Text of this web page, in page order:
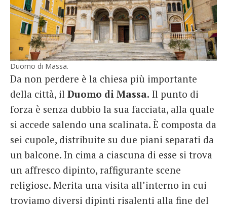
Duomo di Massa.
Da non perdere è la chiesa più importante
della città, il Duomo di Massa. Il punto di
forza è senza dubbio la sua facciata, alla quale
si accede salendo una scalinata. È composta da
sei cupole, distribuite su due piani separati da
un balcone. In cima a ciascuna di esse si trova
un affresco dipinto, raffigurante scene
religiose. Merita una visita all’interno in cui
troviamo diversi dipinti risalenti alla fine del